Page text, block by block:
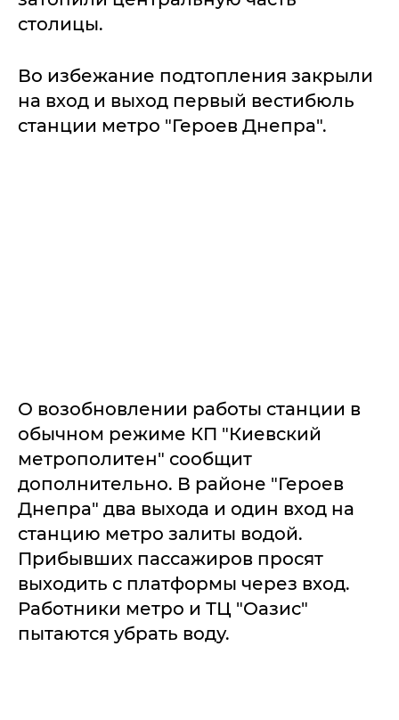
столицы.
Во избежание подтопления закрыли
на вход и выход первый вестибюль
станции метро "Героев Днепра".
О возобновлении работы станции в
обычном режиме КП "Киевский
метрополитен" сообщит
дополнительно. В районе "Героев
Днепра" два выхода и один вход на
станцию метро залиты водой.
Прибывших пассажиров просят
выходить с платформы через вход.
Работники метро и ТЦ "Оазис"
пытаются убрать воду.